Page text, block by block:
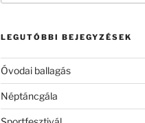
következő
LEGUTÓBBI BEJEGYZÉSEK
Óvodai ballagás
Néptáncgála